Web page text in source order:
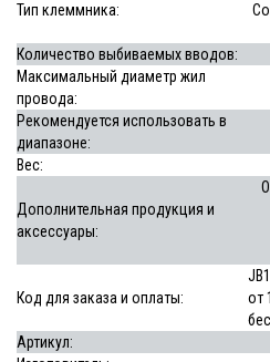
Тип клеммника:
Количество выбиваемых вводов:
Максимальный диаметр жил
провода:
Рекомендуется использовать в
диапазоне:
Вес:
Дополнительная продукция и
аксессуары:
Код для заказа и оплаты:
от
Артикул: